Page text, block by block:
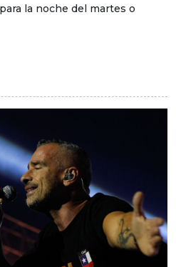
la noche del martes o